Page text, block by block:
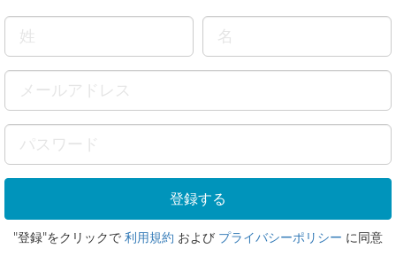
"登録"をクリックで 利用規約 および プライバシーポリシー に同意